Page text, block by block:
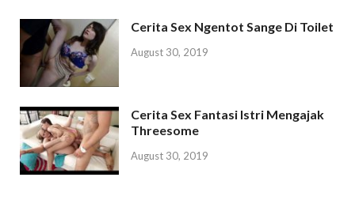
Cerita Sex Ngentot Sange Di Toilet
August 30, 2019
Cerita Sex Fantasi Istri Mengajak
Threesome
August 30, 2019